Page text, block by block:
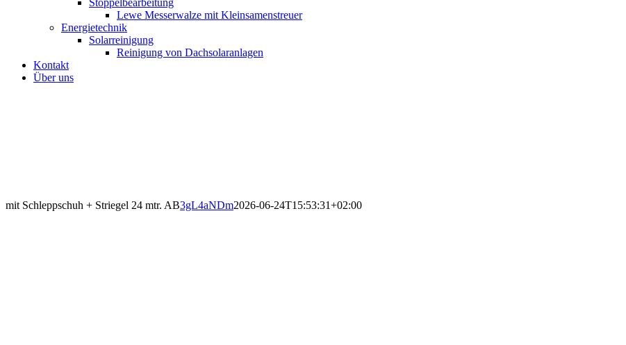
Stoppelbearbeitung
Lewe Messerwalze mit Kleinsamenstreuer
Energietechnik
Solarreinigung
Reinigung von Dachsolaranlagen
Kontakt
Über uns
mit Schleppschuh + Striegel 24 mtr. AB3gL4aNDm2026-06-24T15:53:31+02:00